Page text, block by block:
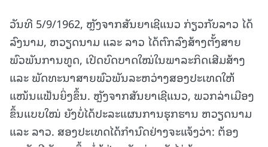
ວັນທີ 5/9/1962, ຫຼັງຈາກສັນຍາເຊີແນວ ກ່ຽວກັບລາວ ໄດ້
ລົງນາມ, ຫວຽດນາມ ແລະ ລາວ ໄດ້ຕົກລົງສ້າງຕັ້ງສາຍ
ພົວພັນການທູດ, ເປີດບົດບາດໃໝ່ໃນພາລະກິດເສີມສ້າງ
ແລະ ພັດທະນາສາຍພົວພັນລະຫວ່າງສອງປະເທດໃຫ້
ແໜ້ນແຟ້ນຍິ່ງຂຶ້ນ. ຫຼັງຈາກສັນຍາເຊີແນວ, ພວກລ່າເມືອງ
ຂຶ້ນແບບໃໝ່ ຍັງບໍ່ໄດ້ປະລະແຜນການຮຸກຮານ ຫວຽດນາມ
ແລະ ລາວ. ສອງປະເທດໄດ້ກໍານົດຢ່າງຈະແຈ້ງວ່າ: ຕ້ອງ